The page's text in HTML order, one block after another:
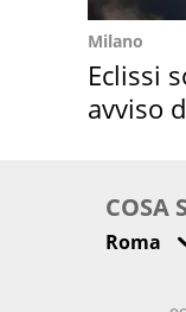
Milano
Eclissi
avviso